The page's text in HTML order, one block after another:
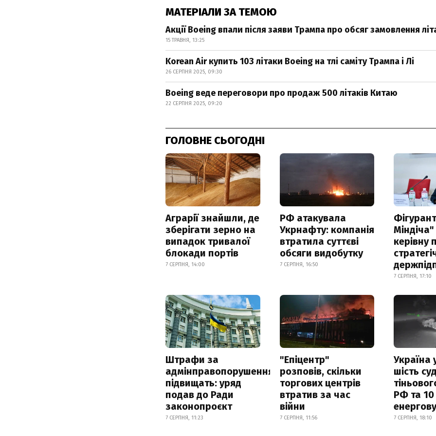
МАТЕРІАЛИ ЗА ТЕМОЮ
Акції Boeing впали після заяви Трампа про обсяг замовлення
15 ТРАВНЯ, 13:25
Korean Air купить 103 літаки Boeing на тлі саміту Трампа і Лі
26 СЕРПНЯ 2025, 09:30
Boeing веде переговори про продаж 500 літаків Китаю
22 СЕРПНЯ 2025, 09:20
ГОЛОВНЕ СЬОГОДНІ
Аграрії знайшли, де
зберігати зерно на
випадок тривалої
блокади портів
7 СЕРПНЯ, 14:00
РФ атакувала
Укрнафту: компанія
втратила суттєві
обсяги видобутку
7 СЕРПНЯ, 16:50
керівну
7 СЕРПНЯ, 17:10
Штрафи за
адмінправопорушення
підвищать: уряд
подав до Ради
законопроєкт
7 СЕРПНЯ, 11:23
"Епіцентр"
розповів, скільки
торгових центрів
втратив за час
війни
7 СЕРПНЯ, 11:56
Україна
шість
РФ та 10
7 СЕРПНЯ, 18:10